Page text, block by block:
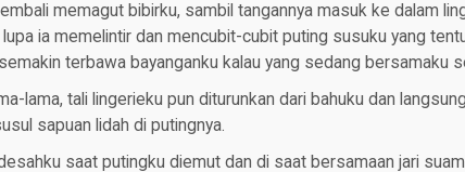
memagut bibirku, sambil tangannya masuk ke dalam
lupa ia memelintir dan mencubit-cubit puting susuku yang
terbawa bayanganku kalau yang sedang bersamaku
lama, tali lingerieku pun diturunkan dari bahuku dan
sapuan lidah di putingnya.
saat putingku diemut dan di saat bersamaan jari